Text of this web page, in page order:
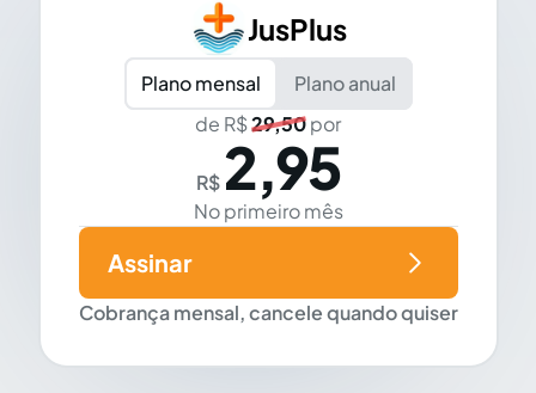
JusPlus
Plano mensal
Plano anual
de R$29,50por
R$ 2,95
No primeiro mês
Cobrança mensal, cancele quando quiser
Assinar